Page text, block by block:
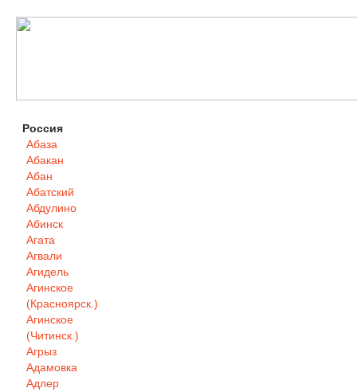
Россия
Абаза
Абакан
Абан
Абатский
Абдулино
Абинск
Агата
Агвали
Агидель
Агинское
(Красноярск.)
Агинское
(Читинск.)
Агрыз
Адамовка
Адлер